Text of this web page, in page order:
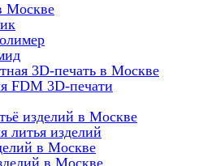
Москве
3D-печать в Москве
FDM 3D-печати
изделий в Москве
литья изделий
в Москве
в Москве